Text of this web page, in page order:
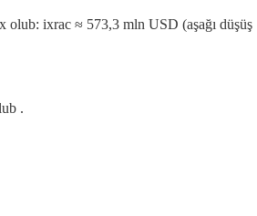
olub: ixrac ≈ 573,3 mln USD (aşağı düşüş
.